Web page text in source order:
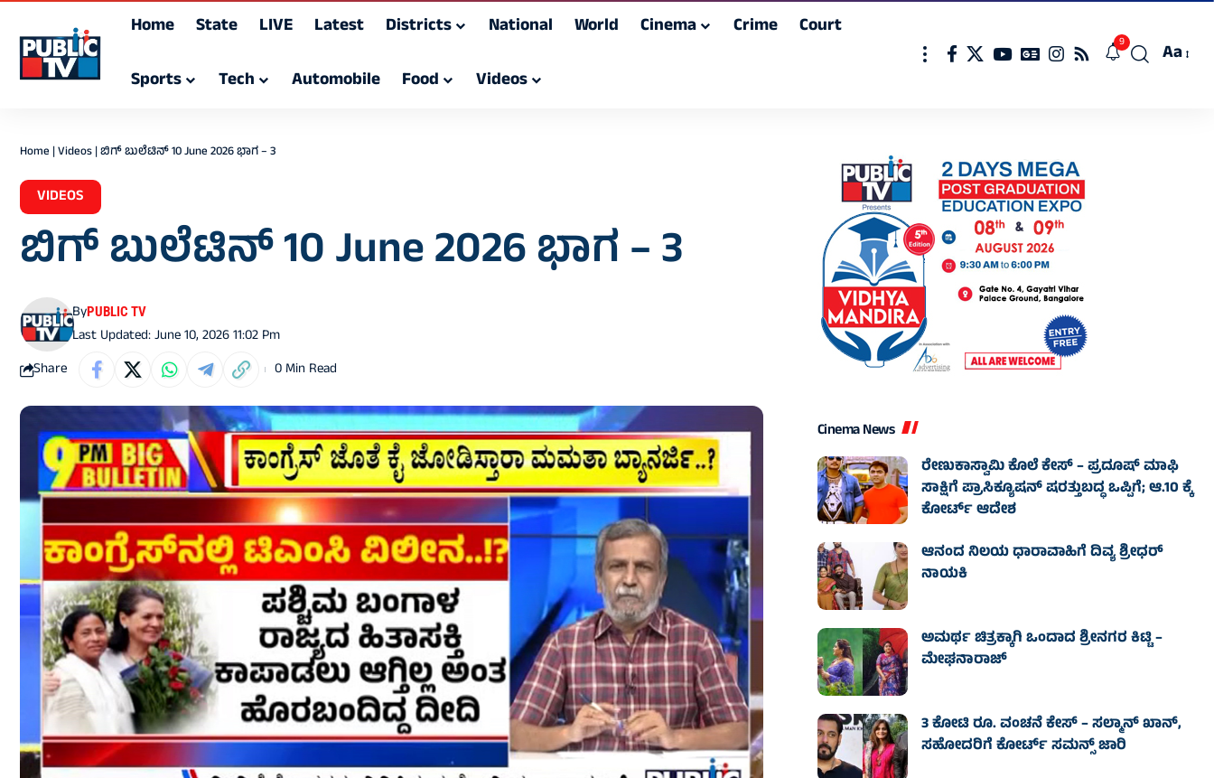
Home State LIVE Latest Districts National World Cinema Crime
Court
Sports
Tech Automobile Food Videos
9
Font
Aa
Home |Videos|ಬಿಗ್‌ ಬುಲೆಟಿನ್‌ 10 June 2026 ಭಾಗ – 3
VIDEOS
ಬಿಗ್‌ ಬುಲೆಟಿನ್‌ 10 June 2026 ಭಾಗ – 3
Last Updated: June 10, 2026 11:02 Pm
ByPUBLIC TV
Share 0 Min Read
Cinema News
ರೇಣುಕಾಸ್ವಾಮಿ ಕೊಲೆ ಕೇಸ್‌ – ಪ್ರದೂಷ್‌ ಮಾಫಿ
ಸಾಕ್ಷಿಗೆ ಪ್ರಾಸಿಕ್ಯೂಷನ್ ಷರತ್ತುಬದ್ಧ ಒಪ್ಪಿಗೆ; ಆ.10 ಕ್ಕೆ
ಕೋರ್ಟ್ ಆದೇಶ
ಆನಂದ ನಿಲಯ ಧಾರಾವಾಹಿಗೆ ದಿವ್ಯ ಶ್ರೀಧರ್
ನಾಯಕಿ
ಅಮರ್ಥ ಚಿತ್ರಕ್ಕಾಗಿ ಒಂದಾದ ಶ್ರೀನಗರ ಕಿಟ್ಟಿ –
ಮೇಘನಾರಾಜ್
3 ಕೋಟಿ ರೂ. ವಂಚನೆ ಕೇಸ್‌ – ಸಲ್ಮಾನ್ ಖಾನ್,
ಸಹೋದರಿಗೆ ಕೋರ್ಟ್‌ ಸಮನ್ಸ್ ಜಾರಿ